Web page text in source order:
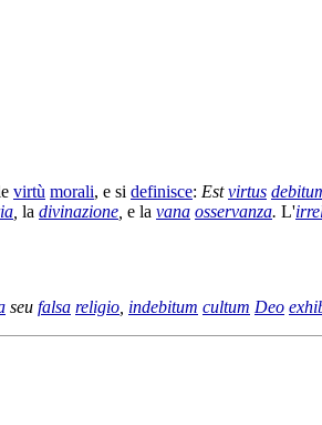
virtù morali, e si definisce: Estvirtus
la divinazione e la vana osservanza. L'
seu falsa religio indebitum cultum Deo